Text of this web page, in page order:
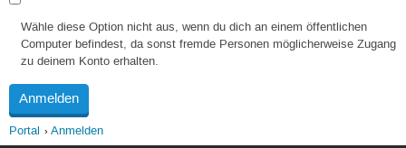
Wähle diese Option nicht aus, wenn du dich an einem öffentlichen
Computer befindest, da sonst fremde Personen möglicherweise Zugang
zu deinem Konto erhalten.
Portal Anmelden